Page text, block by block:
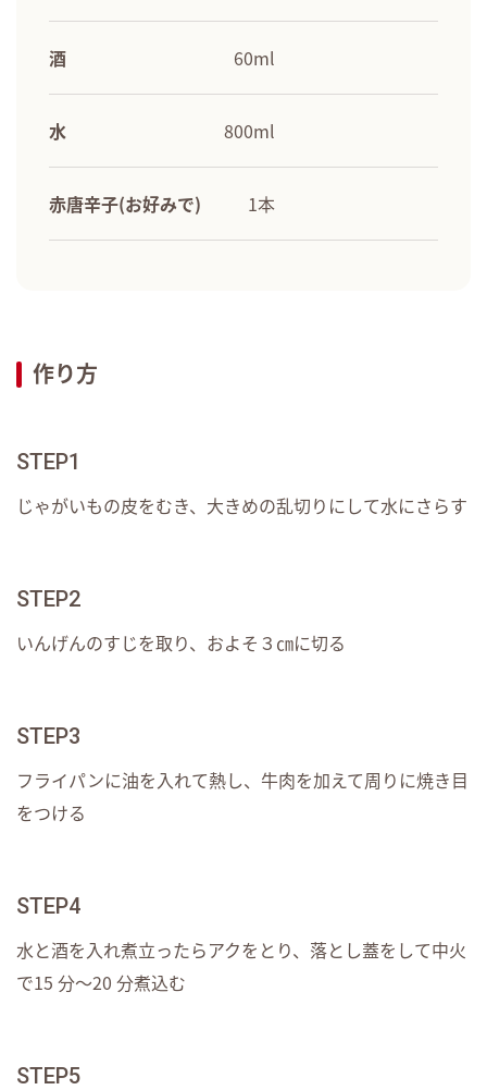
酒 60ml
水 800ml
赤唐辛子(お好みで) 1本
作り方
STEP1
じゃがいもの皮をむき、大きめの乱切りにして水にさらす
STEP2
いんげんのすじを取り、およそ３㎝に切る
STEP3
フライパンに油を入れて熱し、牛肉を加えて周りに焼き目
をつける
STEP4
水と酒を入れ煮立ったらアクをとり、落とし蓋をして中火
で15 分～20 分煮込む
STEP5